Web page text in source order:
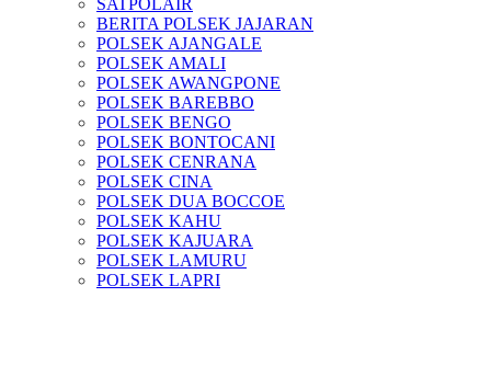
SATPOLAIR
BERITA POLSEK JAJARAN
POLSEK AJANGALE
POLSEK AMALI
POLSEK AWANGPONE
POLSEK BAREBBO
POLSEK BENGO
POLSEK BONTOCANI
POLSEK CENRANA
POLSEK CINA
POLSEK DUA BOCCOE
POLSEK KAHU
POLSEK KAJUARA
POLSEK LAMURU
POLSEK LAPRI